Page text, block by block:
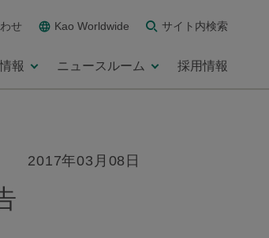
せ Kao Worldwide サイト内検索
報 ニュースルーム 採用情報
2017年03月08日